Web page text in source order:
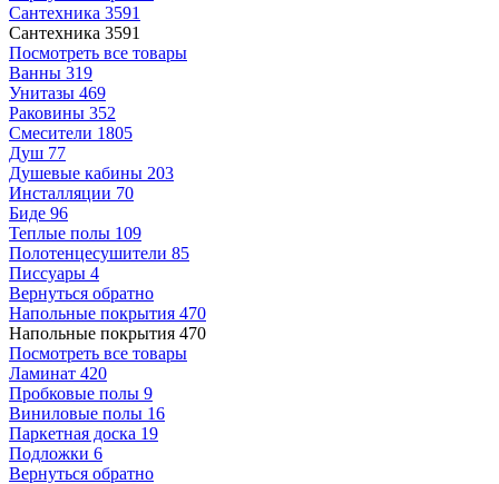
Сантехника 3591
Сантехника 3591
Посмотреть все товары
Ванны 319
Унитазы 469
Раковины 352
Смесители 1805
Душ 77
Душевые кабины 203
Инсталляции 70
Биде 96
Теплые полы 109
Полотенцесушители 85
Писсуары 4
Вернуться обратно
Напольные покрытия 470
Напольные покрытия 470
Посмотреть все товары
Ламинат 420
Пробковые полы 9
Виниловые полы 16
Паркетная доска 19
Подложки 6
Вернуться обратно